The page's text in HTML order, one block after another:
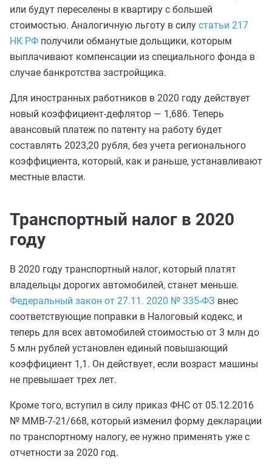
или будут переселены в квартиру с большей
стоимостью. Аналогичную льготу в силу статьи 217
НК РФ получили обманутые дольщики, которым
выплачивают компенсации из специального фонда в
случае банкротства застройщика.
Для иностранных работников в 2020 году действует
новый коэффициент-дефлятор — 1,686. Теперь
авансовый платеж по патенту на работу будет
составлять 2023,20 рубля, без учета регионального
коэффициента, который, как и раньше, устанавливают
местные власти.
Транспортный налог в 2020
году
В 2020 году транспортный налог, который платят
владельцы дорогих автомобилей, станет меньше.
Федеральный закон от 27.11. 2020 № 335-ФЗ внес
соответствующие поправки в Налоговый кодекс, и
теперь для всех автомобилей стоимостью от 3 млн до
5 млн рублей установлен единый повышающий
коэффициент 1,1. Он действует, если возраст машины
не превышает трех лет.
Кроме того, вступил в силу приказ ФНС от 05.12.2016
№ ММВ-7-21/668, который изменил форму декларации
по транспортному налогу, ее нужно применять уже с
отчетности за 2020 год.